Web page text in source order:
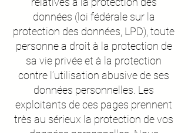
données (loi fédérale sur la
protection des données, LPD), toute
personne a droit à la protection de
sa vie privée et à la protection
contre l’utilisation abusive de ses
données personnelles. Les
exploitants de ces pages prennent
très au sérieux la protection de vos